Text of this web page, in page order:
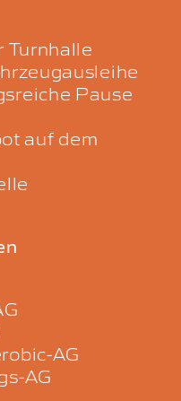
Turnhalle
Pause
auf dem
AG
AG